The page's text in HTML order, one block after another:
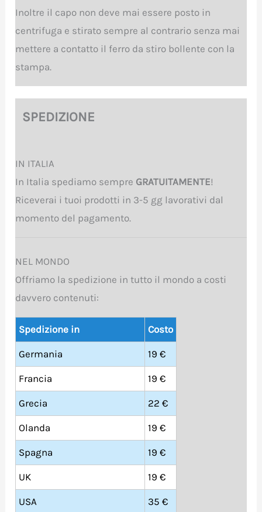
Inoltre il capo non deve mai essere posto in
centrifuga e stirato sempre al contrario senza mai
mettere a contatto il ferro da stiro bollente con la
stampa.
SPEDIZIONE
IN ITALIA
In Italia spediamo sempre GRATUITAMENTE!
Riceverai i tuoi prodotti in 3-5 gg lavorativi dal
momento del pagamento.
NEL MONDO
Offriamo la spedizione in tutto il mondo a costi
davvero contenuti:
Spedizione in Costo
Germania 19 €
Francia 19 €
Grecia 22 €
Olanda 19 €
Spagna 19 €
UK 19 €
USA 35 €